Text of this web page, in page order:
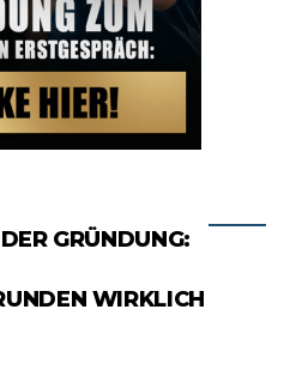
GRÜNDUNG:
WIRKLICH